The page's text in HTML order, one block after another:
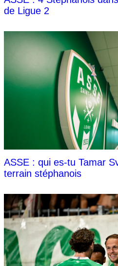
de Ligue 2
ASSE : qui es-tu Tamar
terrain stéphanois